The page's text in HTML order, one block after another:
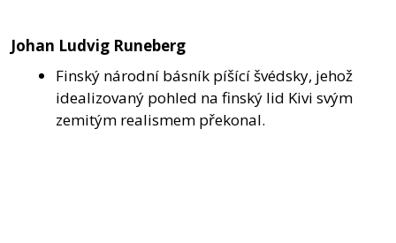
Johan Ludvig Runeberg
Finský národní básník píšící švédsky, jehož
idealizovaný pohled na finský lid Kivi svým
zemitým realismem překonal.